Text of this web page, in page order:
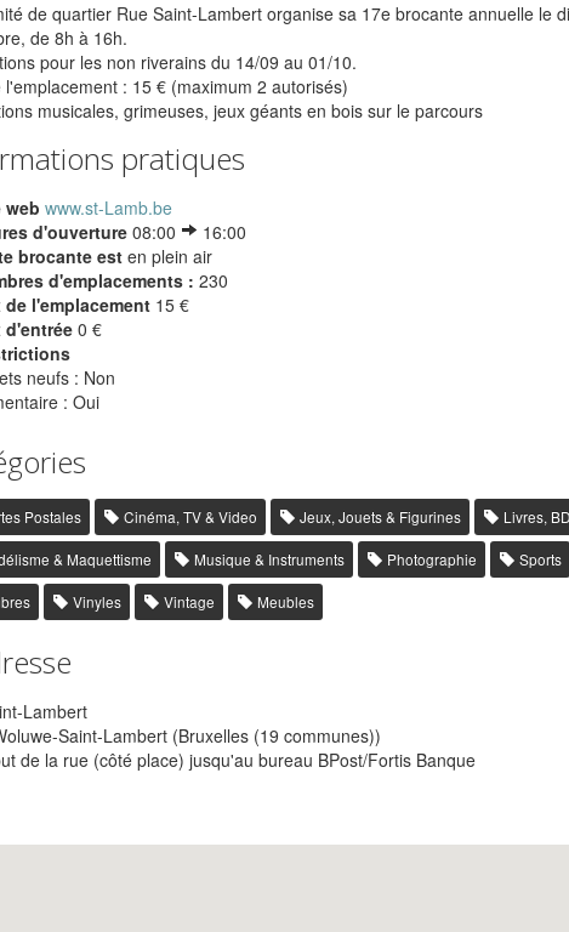
de quartier Rue Saint-Lambert organise sa 17e brocante annuelle le
de 8h à 16h.
pour les non riverains du 14/09 au 01/10.
l'emplacement : 15 € (maximum 2 autorisés)
musicales, grimeuses, jeux géants en bois sur le parcours
pratiques
web www.st-Lamb.be
d'ouverture 08:00
16:00
brocante est en plein air
d'emplacements : 230
de l'emplacement 15 €
d'entrée 0 €
neufs : Non
: Oui
Postales Cinéma, TV & Video Jeux, Jouets & Figurines Livres,
& Maquettisme Musique & Instruments Photographie Sports
Vinyles Vintage Meubles
Lambert
Saint-Lambert (Bruxelles (19 communes))
de la rue (côté place) jusqu'au bureau BPost/Fortis Banque